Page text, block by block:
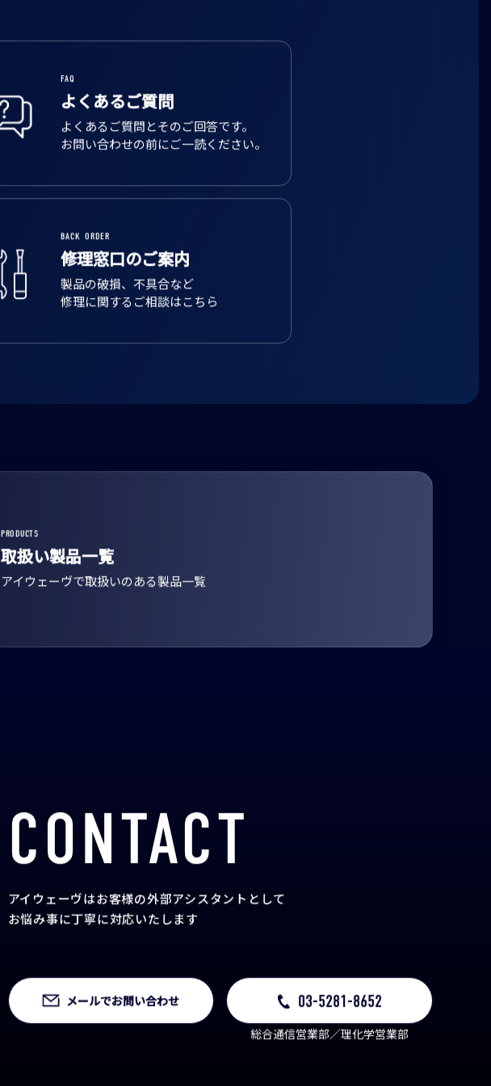
FAQ
よくあるご質問
よくあるご質問とそのご回答です。
お問い合わせの前にご一読ください。
BACK ORDER
修理窓口のご案内
製品の破損、不具合など
修理に関するご相談はこちら
PRODUCTS
取扱い製品一覧
アイウェーヴで取扱いのある製品一覧
CONTACT
アイウェーヴはお客様の外部アシスタント として
お悩み事に丁寧に対応いたします
メールでお問い合わせ 03-5281-8652
総合通信営業部／理化学営業部